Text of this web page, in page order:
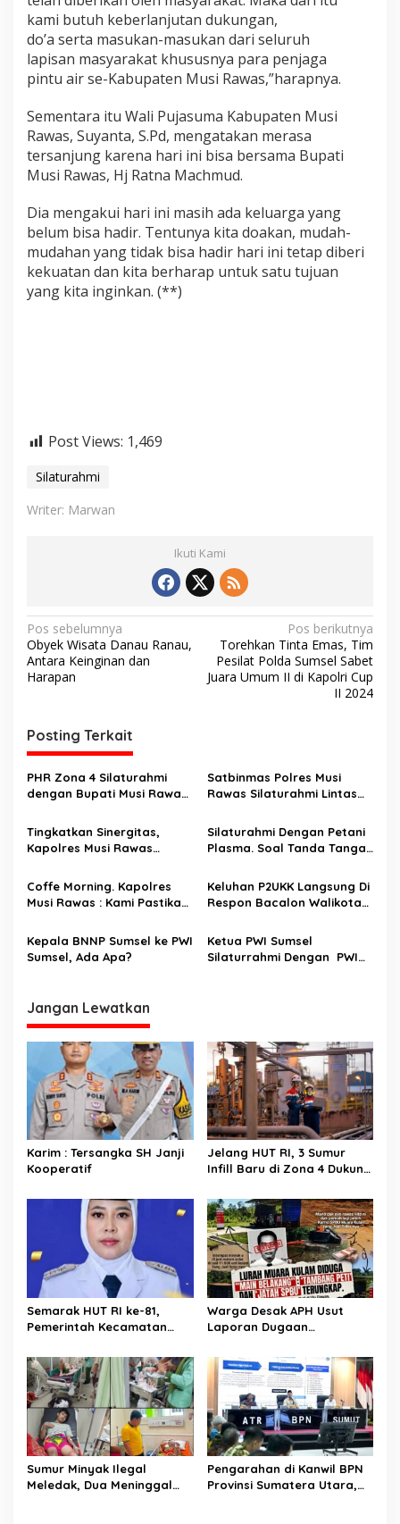
kami butuh keberlanjutan dukungan,
do’a serta masukan-masukan dari seluruh
lapisan masyarakat khususnya para penjaga
pintu air se-Kabupaten Musi Rawas,”harapnya.
Sementara itu Wali Pujasuma Kabupaten Musi
Rawas, Suyanta, S.Pd, mengatakan merasa
tersanjung karena hari ini bisa bersama Bupati
Musi Rawas, Hj Ratna Machmud.
Dia mengakui hari ini masih ada keluarga yang
belum bisa hadir. Tentunya kita doakan, mudah-
mudahan yang tidak bisa hadir hari ini tetap diberi
kekuatan dan kita berharap untuk satu tujuan
yang kita inginkan. (**)
Post Views: 1,469
Silaturahmi
Writer: Marwan
Ikuti Kami
N
a
v
g
a
s
i
p
o
s
Pos sebelumnya
Obyek Wisata Danau Ranau,
Antara Keinginan dan
Harapan
Pos berikutnya
Torehkan Tinta Emas, Tim
Pesilat Polda Sumsel Sabet
Juara Umum II di Kapolri Cup
II 2024
Posting Terkait
PHR Zona 4 Silaturahmi
dengan Bupati Musi Rawas
Sinergi Dukung Ketahanan
Energi Nasional
Satbinmas Polres Musi
Rawas Silaturahmi Lintas
PP Damkar dan Dinkes
Bahas Persiapan
Tingkatkan Sinergitas,
Kapolres Musi Rawas
Kodim 0406 Lubuklinggau
Silaturahmi Dengan Petani
Plasma. Soal Tanda Tangan
Dulu
Coffe Morning. Kapolres
Musi Rawas : Kami Pastikan
untuk Konfirmasi Agar
Tidak Timbul Fitnah
Keluhan P2UKK Langsung Di
Respon Bacalon Walikota
Hidayat (Yoppi Karim)
Kepala BNNP Sumsel ke PWI
Sumsel, Ada Apa?
Ketua PWI Sumsel
Silaturrahmi Dengan PWI
Jangan Lewatkan
Karim : Tersangka SH Janji
Kooperatif
Jelang HUT RI, 3 Sumur
Infill Baru di Zona 4 Dukung
Semarak HUT RI ke-81,
Pemerintah Kecamatan
Lomba
Warga Desak APH Usut
Laporan Dugaan
Muara Kulam
Sumur Minyak Ilegal
Meledak, Dua Meninggal
Pengarahan di Kanwil BPN
Provinsi Sumatera Utara,